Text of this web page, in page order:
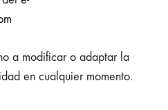
a modificar o adaptar la
en cualquier momento.